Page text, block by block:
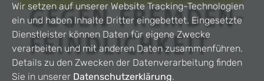
Wir setzen auf unserer Website Tracking-Technologien
ein und haben Inhalte Dritter eingebettet. Eingesetzte
Dienstleister können Daten für eigene Zwecke
verarbeiten und mit anderen Daten zusammenführen.
Details zu den Zwecken der Datenverarbeitung finden
Sie in unserer Datenschutzerklärung.